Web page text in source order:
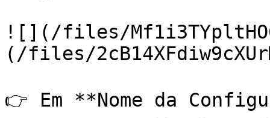
![](/files/
(/files/
👉 Em **Nome da